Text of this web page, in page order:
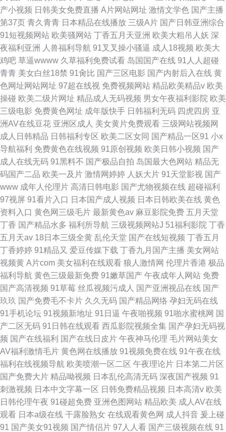
产小视频 日韩美女免费直播 A片网站网址 激情文学色 国产主播
第37页 青久青青 日本精品在线播放 三级A片 国产日韩亚洲综合
91短视频网站 欧美骚网站 丁香五月天亚洲 欧美大粗吊人妖 深
夜福利亚洲
人兽福利导航 91叉叉操小骚逼 成人18视频 欧美大
鸡吧 草逼wwww 久草福利免费试看 岛国国产在线 91人人超碰
青青 美女白丝18禁 91肏比 国产三区电影 国产内射后入在线 黄
色网址网站网址 97超在线视 免费视频网站 精品欧美精品v 欧美
操碰 欧美二级片网址 精品成人无码视频 男女午夜福利影院 欧美
三级电影 免费黄色网址 成年版快手 日韩福利无码 四虎四房 亚
洲AV在线豆花 亚洲区成人 美女黄片免费观看 三级网站视频网
成人日韩精品 日韩福利专区 欧美二区女同 国产精品一区91 小x
导航福利 免费黄色在线视频 91原创视频 欧美日韩小视频 国产
成人在线无码 91黑料不 国产极品自拍 岛国最大色网站 精品无
码国产二品 欧美一及片 激情网婷婷 人妖大片 91天堂影视 国产
www 成年人伦理片 高清日韩电影 国产尤物视频在线 超碰福利
97视屏 91看片入口 日本国产成人视频 日本日韩欧美在线 黄色
资料入口 黄色网三级毛片 最新黄色av 麻豆影院免费 五月天堂
丁香 国产精品水多 福利所导航 三级视频网站J 51福利影院 丁香
五月天av 18日本三级全黄 乱伦天堂 国产在线短视频 丁香五月
丁香婷婷 91精品又 爱豆传媒下载 丁香九月国产主播 美女网站
视频黄 A片com 美女福利在线观看 狼人激情网 伦理片香港 极品
福利导航 黄色三级最新免费 91嫩草国产 午夜成年人网站 免费
国产高清视频 91草莓 丝瓜视频污成人 国产亚洲视品在线 国产
玖玖 国产免费毛不卡片 久久无码 国产精品网络 孕妇无码在线
91手机论坛 91视频新地址 91日逼 午夜啪视频 91啪水蜜桃网 国
产二区无码 91日韩在线观看 西瓜影院视频全集 国产孕妇无码视
频 国产在线福利 国产在线日皮片 午夜神马伦理 毛片网站美女
AV福利激情毛片 黄色网在线播放 91视频免费在线 91午夜在线
福利在线视频导航 欧美喷潮一区二区 午夜理论片 日本第二片区
国产免费大片 精品呦视频 日本乱伦高清无码 深夜国产视频 91
刺激视频 日本中文字幕一区 日韩免费精品视频 日本高清v 欧美
日韩伦理午夜 91碰超免费 亚洲色图网站 精品欧美 成人AV在线
观看 日本a级在线 干露脸熟女 在线观看黄色网 成人抖音 爰上碰
91 国产美女91视频 国产情侣片 97人人看 国产三级视频在线 91